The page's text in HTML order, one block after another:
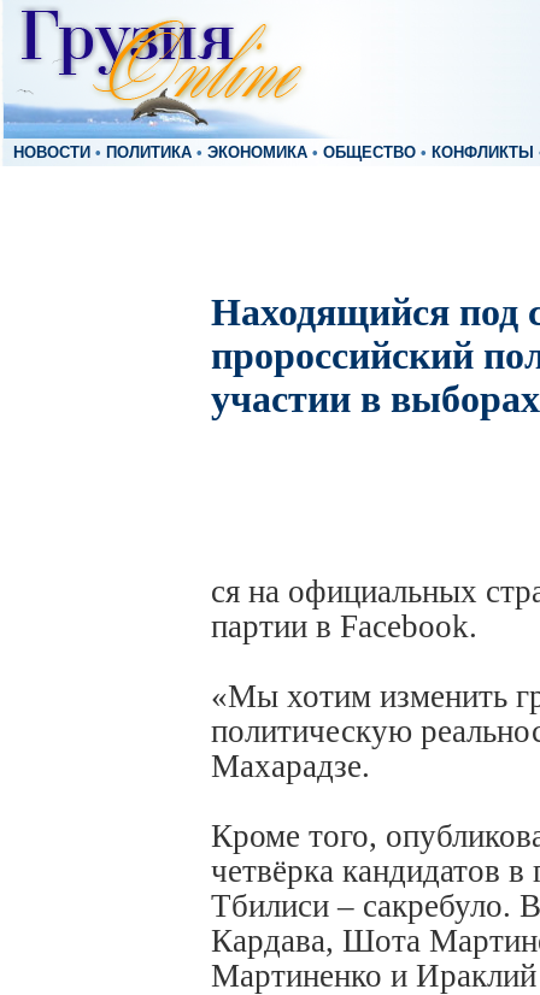
НОВОСТИ • ПОЛИТИКА • ЭКОНОМИКА • ОБЩЕСТВО • КОНФЛИКТЫ
Находящийся
пророссийский
участии в
ся на официальных
партии в Facebook.
«Мы хотим изменить
политическую
Махарадзе.
Кроме того,
четвёрка кандидатов в
Тбилиси – сакребуло.
Кардава, Шота
Мартиненко и